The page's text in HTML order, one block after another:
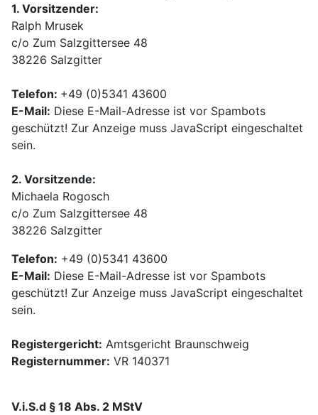
1. Vorsitzender:
Ralph Mrusek
c/o Zum Salzgittersee 48
38226 Salzgitter
Telefon: +49 (0)5341 43600
E-Mail: Diese E-Mail-Adresse ist vor Spambots
geschützt! Zur Anzeige muss JavaScript eingeschaltet
sein.
2. Vorsitzende:
Michaela Rogosch
c/o Zum Salzgittersee 48
38226 Salzgitter
Telefon: +49 (0)5341 43600
E-Mail: Diese E-Mail-Adresse ist vor Spambots
geschützt! Zur Anzeige muss JavaScript eingeschaltet
sein.
Registergericht: Amtsgericht Braunschweig
Registernummer: VR 140371
V.i.S.d § 18 Abs. 2 MStV